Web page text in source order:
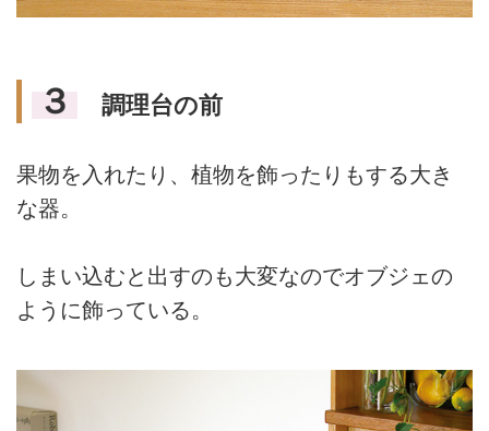
３ 調理台の前
果物を入れたり、植物を飾ったりもする大き
な器。
しまい込むと出すのも大変なのでオブジェの
ように飾っている。